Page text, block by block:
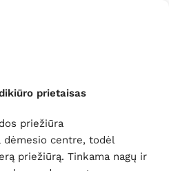
prietaisas
priežiūra
dėmesio centre, todėl
priežiūrą. Tinkama nagų ir